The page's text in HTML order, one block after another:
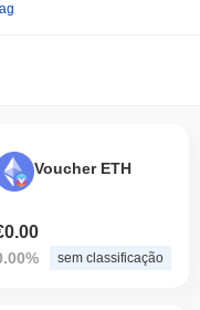
Voucher ETH
sem classificação